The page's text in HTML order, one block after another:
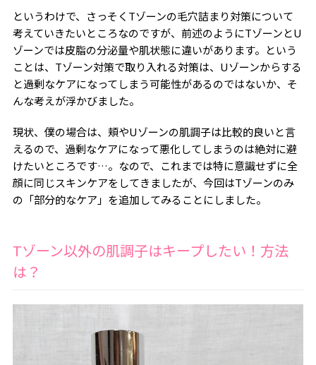
というわけで、さっそくTゾーンの毛穴詰まり対策について
考えていきたいところなのですが、前述のようにTゾーンとU
ゾーンでは皮脂の分泌量や肌状態に違いがあります。という
ことは、Tゾーン対策で取り入れる対策は、Uゾーンからする
と過剰なケアになってしまう可能性があるのではないか、そ
んな考えが浮かびました。
現状、僕の場合は、頬やUゾーンの肌調子は比較的良いと言
えるので、過剰なケアになって悪化してしまうのは絶対に避
けたいところです…。なので、これまでは特に意識せずに全
顔に同じスキンケアをしてきましたが、今回はTゾーンのみ
の「部分的なケア」を追加してみることにしました。
Tゾーン以外の肌調子はキープしたい！方法
は？